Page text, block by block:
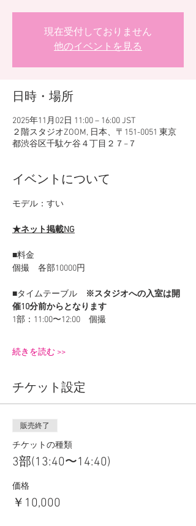
現在受付しておりません
他のイベントを見る
日時・場所
2025年11月02日 11:00 – 16:00 JST
２階スタジオZOOM, 日本、〒151-0051 東京
都渋谷区千駄ケ谷４丁目２７−７
イベントについて
モデル：すい
★ネット掲載NG
■料金
個撮　各部10000円
■タイムテーブル
※スタジオへの入室は開
催10分前からとなります
1部：11:00〜12:00　個撮
続きを読む >>
チケット設定
販売終了
チケットの種類
3部(13:40〜14:40)
価格
￥10,000